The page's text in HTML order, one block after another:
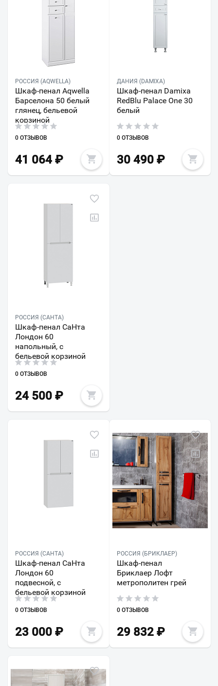
РОССИЯ (AQWELLA)
Шкаф-пенал Aqwella
Барселона 50 белый
глянец, бельевой
корзиной
0 ОТЗЫВОВ
41 064 ₽
ДАНИЯ (DAMIXA)
Шкаф-пенал Damixa
RedBlu Palace One 30
белый
0 ОТЗЫВОВ
30 490₽
РОССИЯ (САНТА)
Шкаф-пенал СаНта
Лондон 60
напольный, с
бельевой корзиной
0 ОТЗЫВОВ
24 500 ₽
РОССИЯ (САНТА)
Шкаф-пенал СаНта
Лондон 60
подвесной, с
бельевой корзиной
0 ОТЗЫВОВ
23 000 ₽
РОССИЯ (БРИКЛАЕР)
Шкаф-пенал
Бриклаер Лофт
метрополитен грей
0 ОТЗЫВОВ
29 832₽